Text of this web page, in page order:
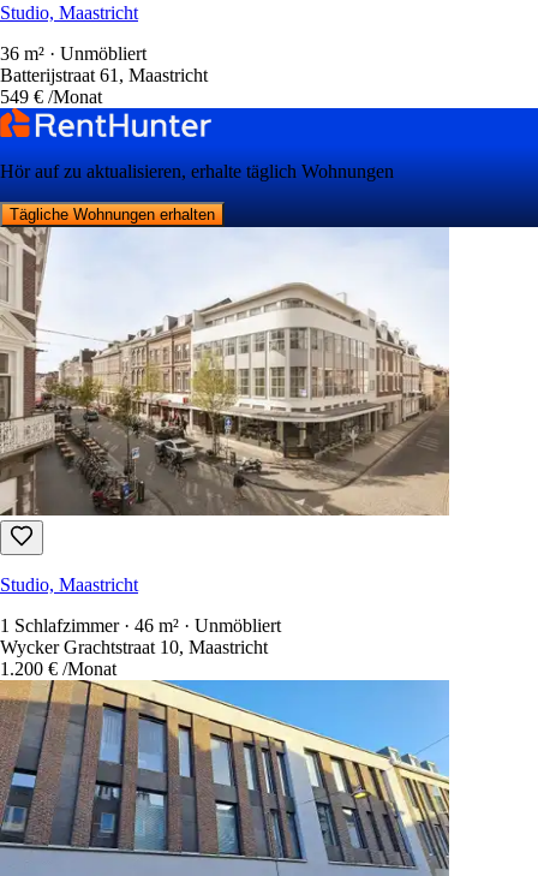
Studio, Maastricht
36 m² · Unmöbliert
Batterijstraat 61, Maastricht
549 € /Monat
Hör auf zu aktualisieren, erhalte täglich Wohnungen
Tägliche Wohnungen erhalten
Studio, Maastricht
1 Schlafzimmer · 46 m² · Unmöbliert
Wycker Grachtstraat 10, Maastricht
1.200 € /Monat